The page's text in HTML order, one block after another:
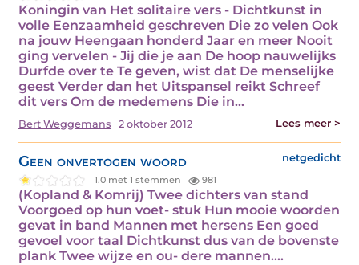
Koningin van Het solitaire vers - Dichtkunst in
volle Eenzaamheid geschreven Die zo velen Ook
na jouw Heengaan honderd Jaar en meer Nooit
ging vervelen - Jij die je aan De hoop nauwelijks
Durfde over te Te geven, wist dat De menselijke
geest Verder dan het Uitspansel reikt Schreef
dit vers Om de medemens Die in…
Bert Weggemans 2 oktober 2012 Lees meer >
Geen onvertogen woord netgedicht
1.0 met 1 stemmen 981
(Kopland & Komrij) Twee dichters van stand
Voorgoed op hun voet- stuk Hun mooie woorden
gevat in band Mannen met hersens Een goed
gevoel voor taal Dichtkunst dus van de bovenste
plank Twee wijze en ou- dere mannen.…